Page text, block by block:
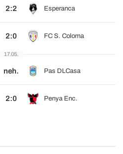
2:2 Esperanca
2:0 FC S. Coloma
17.05.
neh. Pas DLCasa
2:0 Penya Enc.